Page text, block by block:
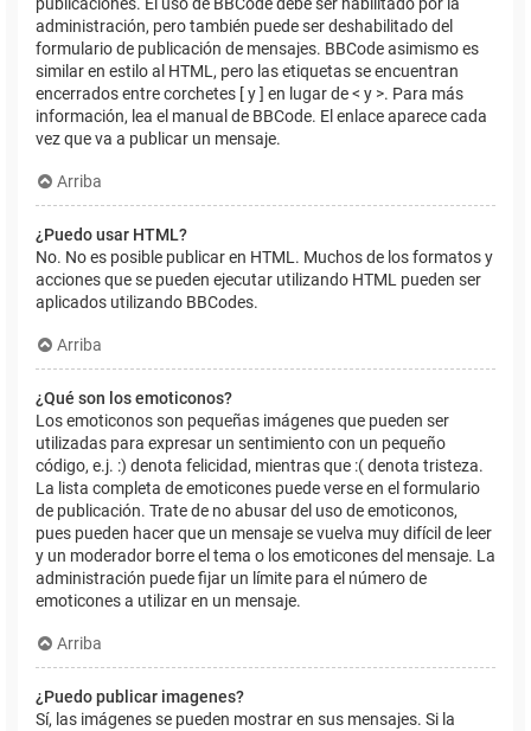
administración, pero también puede ser deshabilitado del
formulario de publicación de mensajes. BBCode asimismo es
similar en estilo al HTML, pero las etiquetas se encuentran
encerrados entre corchetes [ y ] en lugar de < y >. Para más
información, lea el manual de BBCode. El enlace aparece cada
vez que va a publicar un mensaje.
Arriba
¿Puedo usar HTML?
No. No es posible publicar en HTML. Muchos de los formatos y
acciones que se pueden ejecutar utilizando HTML pueden ser
aplicados utilizando BBCodes.
Arriba
¿Qué son los emoticonos?
Los emoticonos son pequeñas imágenes que pueden ser
utilizadas para expresar un sentimiento con un pequeño
código, e.j. :) denota felicidad, mientras que :( denota tristeza.
La lista completa de emoticones puede verse en el formulario
de publicación. Trate de no abusar del uso de emoticonos,
pues pueden hacer que un mensaje se vuelva muy difícil de leer
y un moderador borre el tema o los emoticones del mensaje. La
administración puede fijar un límite para el número de
emoticones a utilizar en un mensaje.
Arriba
¿Puedo publicar imagenes?
Sí, las imágenes se pueden mostrar en sus mensajes. Si la